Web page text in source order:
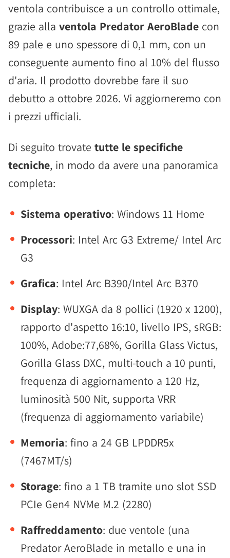
ventola contribuisce a un controllo ottimale,
grazie alla ventola Predator AeroBlade con
89 pale e uno spessore di 0,1 mm, con un
conseguente aumento fino al 10% del flusso
d'aria. Il prodotto dovrebbe fare il suo
debutto a ottobre 2026. Vi aggiorneremo con
i prezzi ufficiali.
Di seguito trovate tutte le specifiche
tecniche, in modo da avere una panoramica
completa:
Sistema operativo: Windows 11 Home
Processori: Intel Arc G3 Extreme/ Intel Arc
G3
Grafica: Intel Arc B390/Intel Arc B370
Display: WUXGA da 8 pollici (1920 x 1200),
rapporto d'aspetto 16:10, livello IPS, sRGB:
100%, Adobe:77,68%, Gorilla Glass Victus,
Gorilla Glass DXC, multi-touch a 10 punti,
frequenza di aggiornamento a 120 Hz,
luminosità 500 Nit, supporta VRR
(frequenza di aggiornamento variabile)
Memoria: fino a 24 GB LPDDR5x
(7467MT/s)
Storage: fino a 1 TB tramite uno slot SSD
PCIe Gen4 NVMe M.2 (2280)
Raffreddamento: due ventole (una
Predator AeroBlade in metallo e una in